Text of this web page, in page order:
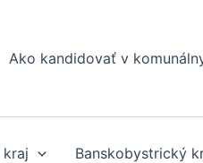
Ako kandidovať v
kraj Banskobystrický